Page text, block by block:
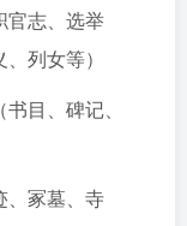
官志、选举
列女等）
书目、碑记、
、冢墓、寺